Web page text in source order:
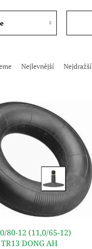
Nejlevnější Nejdražší
80-12 (11,0/65-12)
DONG AH